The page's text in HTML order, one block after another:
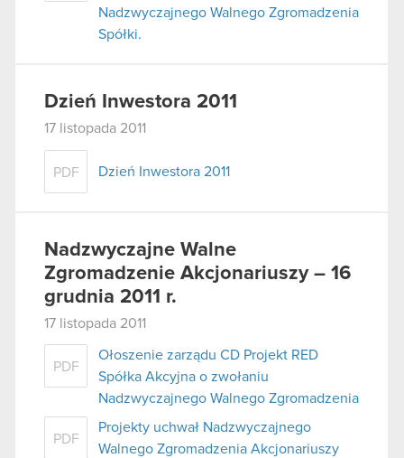
Nadzwyczajnego Walnego Zgromadzenia
Spółki.
Dzień Inwestora 2011
17 listopada 2011
PDF Dzień Inwestora 2011
Nadzwyczajne Walne
Zgromadzenie Akcjonariuszy – 16
grudnia 2011 r.
17 listopada 2011
PDF
Ołoszenie zarządu CD Projekt RED
Spółka Akcyjna o zwołaniu
Nadzwyczajnego Walnego Zgromadzenia
PDF
Projekty uchwał Nadzwyczajnego
Walnego Zgromadzenia Akcjonariuszy